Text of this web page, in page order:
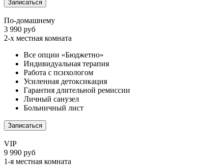
Записаться
По-домашнему
3 990 руб
2-х местная комната
Все опции «Бюджетно»
Индивидуальная терапия
Работа с психологом
Усиленная детоксикация
Гарантия длительной ремиссии
Личный санузел
Больничный лист
Записаться
VIP
9 990 руб
1-я местная комната